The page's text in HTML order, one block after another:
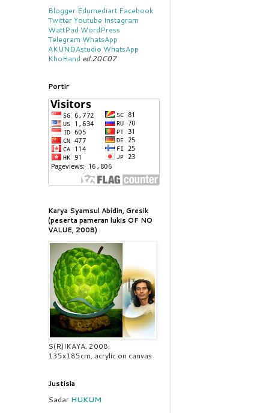
Blogger Edumediart Facebook
TwitterYoutube Instagram
WattPad WordPress
Telegram WhatsApp
AKUNDAstudio WhatsApp
KhoHand ed.20C07
Portir
Karya Syamsul Abidin, Gresik
(peserta pameran lukis OF NO
VALUE, 2008)
S(R)IKAYA, 2008,
135x185cm, acrylic on canvas
Justisia
Sadar HUKUM